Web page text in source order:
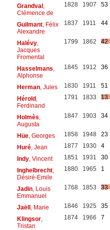
Grandval,
Clémence de
1828 1907 53
Guilmant, Félix
Alexandre
1837 1911 44
Halévy,
Jacques
Fromental
1799 1862 42
Hasselmans
Alphonse
1845 1912 36
Herman, Jules 1830 1911
51
Hérold,
Ferdinand
1791 1833 13
Holmès
Augusta
1847 1903 34
Hüe, Georges 1858 1948
23
Huré, Jean 1877 1930
4
Indy, Vincent 1851 1931
30
Inghelbrecht,
Désiré-Emile
1880 1965 1
Jadin, Louis
Emmanuel
1768 1853 33
Jaëll, Marie 1846 1925
35
Klingsor,
Tristan
1874 1966 7